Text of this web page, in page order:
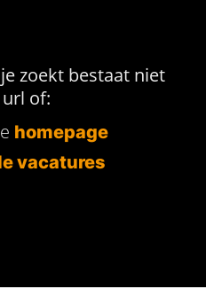
zoekt bestaat niet
of:
homepage
vacatures